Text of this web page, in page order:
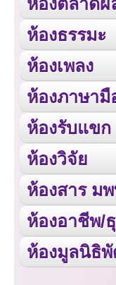
ห้องธรรมะ
ห้องเพลง
ห้องภาษามื
ห้องรับแขก
ห้องวิจัย
ห้องสาร ม
ห้องอาชีพ/
ห้องมูลนิธิ